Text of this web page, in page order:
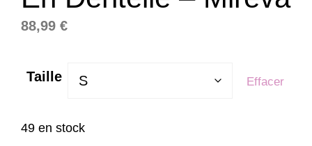
88,99 €
Taille Effacer
49 en stock